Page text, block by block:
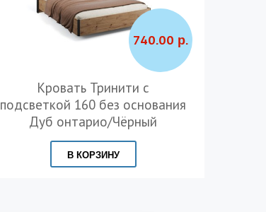
740.00 р.
Кровать Тринити с
подсветкой 160 без основания
Дуб онтарио/Чёрный
В КОРЗИНУ